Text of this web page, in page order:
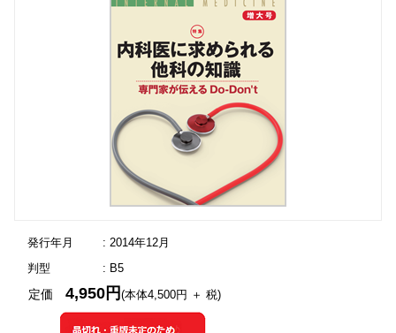
発行年月
: 2014年12月
判型
: B5
定価4,950円(本体4,500円 ＋ 税)